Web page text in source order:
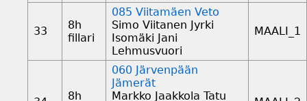
33
8h
fillari
085 Viitamäen Veto
Simo Viitanen Jyrki
Isomäki Jani
Lehmusvuori
MAALI_1
8h
060 Järvenpään
Jämerät
Markko Jaakkola Tatu